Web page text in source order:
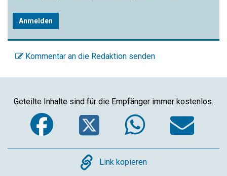
Anmelden
Kommentar an die Redaktion senden
Geteilte Inhalte sind für die Empfänger immer kostenlos.
Facebook
Twitter
Copy
Link kopieren